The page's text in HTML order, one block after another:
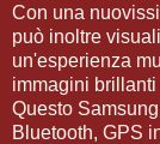
Con una
può inoltre
un'esperienza
immagini
Questo
Bluetooth, GPS